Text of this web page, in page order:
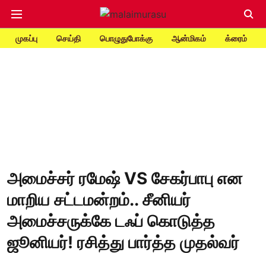
முகப்பு செய்தி பொழுதுபோக்கு ஆன்மிகம் க்ரைம்
அமைச்சர் ரமேஷ் VS சேகர்பாபு என
மாறிய சட்டமன்றம்.. சீனியர்
அமைச்சருக்கே டஃப் கொடுத்த
ஜூனியர்! ரசித்து பார்த்த முதல்வர்